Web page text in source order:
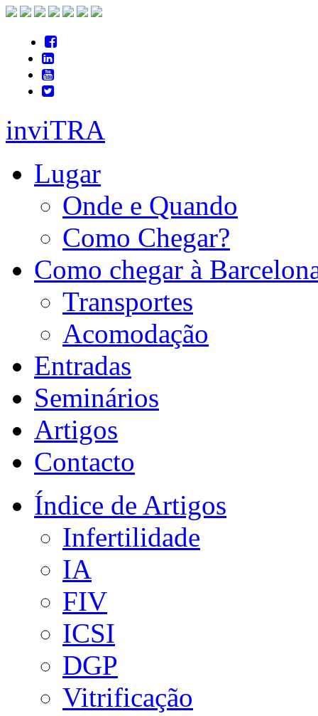
inviTRA
Lugar
Onde e Quando
Como Chegar?
Como chegar à
Transportes
Acomodação
Entradas
Seminários
Artigos
Contacto
Índice de Artigos
Infertilidade
IA
FIV
ICSI
DGP
Vitrificação